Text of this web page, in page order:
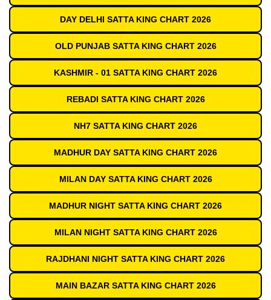
DAY DELHI SATTA KING CHART 2026
OLD PUNJAB SATTA KING CHART 2026
KASHMIR - 01 SATTA KING CHART 2026
REBADI SATTA KING CHART 2026
NH7 SATTA KING CHART 2026
MADHUR DAY SATTA KING CHART 2026
MILAN DAY SATTA KING CHART 2026
MADHUR NIGHT SATTA KING CHART 2026
MILAN NIGHT SATTA KING CHART 2026
RAJDHANI NIGHT SATTA KING CHART 2026
MAIN BAZAR SATTA KING CHART 2026